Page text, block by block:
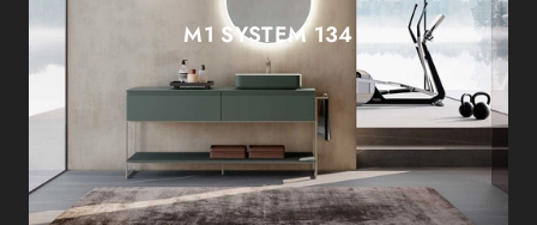
M1 SYSTEM 134